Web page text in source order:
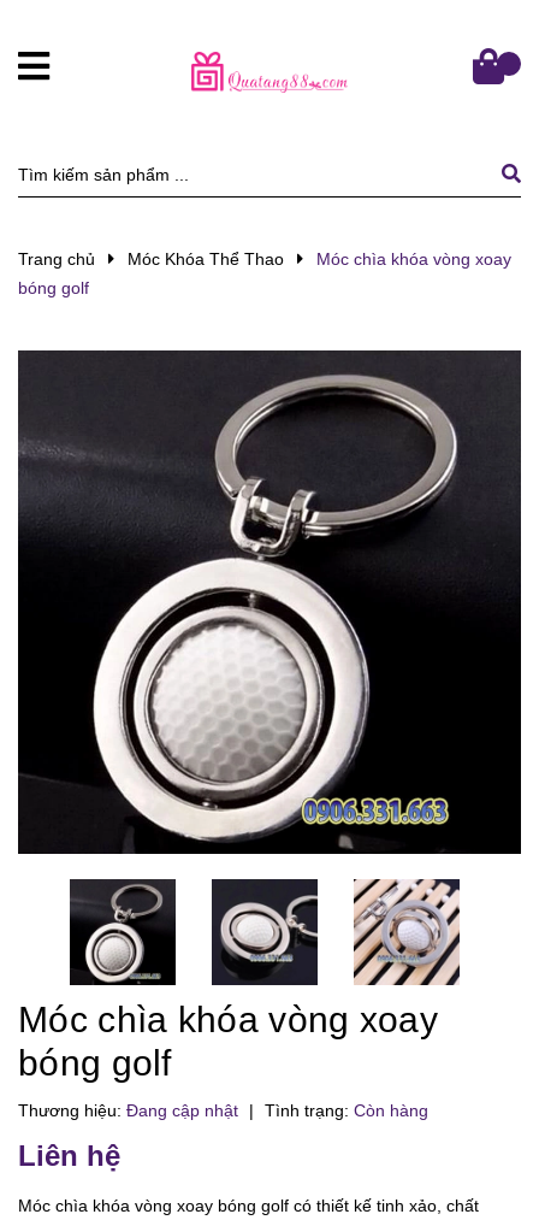
Trang chủ Móc Khóa Thể Thao
Móc chìa khóa vòng xoay
bóng golf
Móc chìa khóa vòng xoay
bóng golf
Thương hiệu: Đang cập nhật | Tình trạng: Còn hàng
Liên hệ
Móc chìa khóa vòng xoay bóng golf có thiết kế tinh xảo, chất